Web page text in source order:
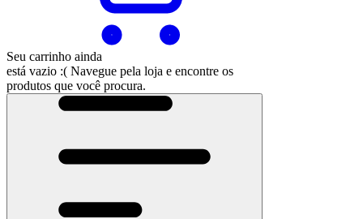
Seu carrinho ainda
está vazio :( Navegue pela loja e encontre os
produtos que você procura.